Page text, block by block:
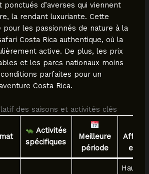
ponctués d’averses qui viennent
la rendant luxuriante. Cette
pour les passionnés de nature à la
Costa Rica authentique, où la
active. De plus, les prix
et les parcs nationaux moins
parfaites pour un
Costa Rica.
des saisons et activités clés
Activités
spécifiques
Meilleure
période
et
Haute